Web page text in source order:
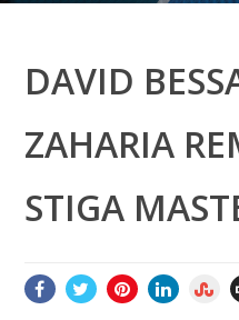
DAVID
ZAHARIA
STIGA